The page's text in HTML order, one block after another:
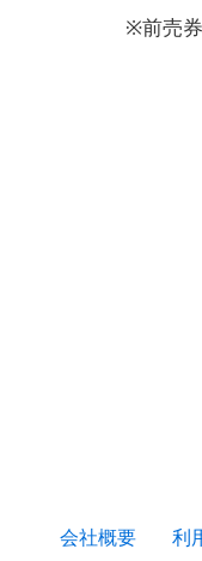
※前売券は
会社概要 利